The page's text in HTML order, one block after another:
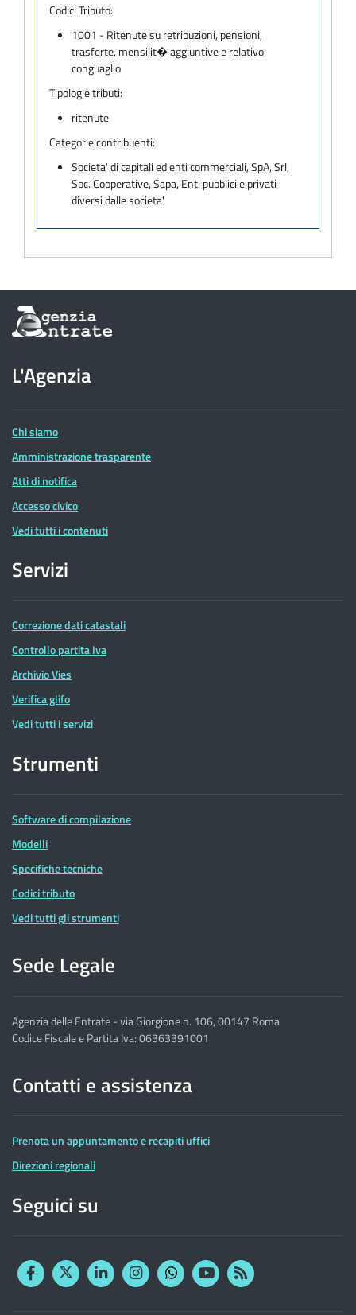
Codici Tributo:
1001 - Ritenute su retribuzioni, pensioni,
trasferte, mensilit� aggiuntive e relativo
conguaglio
Tipologie tributi:
ritenute
Categorie contribuenti:
Societa' di capitali ed enti commerciali, SpA, Srl,
Soc. Cooperative, Sapa, Enti pubblici e privati
diversi dalle societa'
Informazioni
sul
dell'Agenzia
delle
Entrate
L'Agenzia
Chi siamo
Amministrazione trasparente
Atti di notifica
Accesso civico
Vedi tutti i contenuti
Servizi
Correzione dati catastali
Controllo partita Iva
Archivio Vies
Verifica glifo
Vedi tutti i servizi
Strumenti
Software di compilazione
Modelli
Specifiche tecniche
Codici tributo
Vedi tutti gli strumenti
Sede Legale
Agenzia delle Entrate - via Giorgione n. 106, 00147 Roma
Codice Fiscale e Partita Iva: 06363391001
Contatti e assistenza
Prenota un appuntamento e recapiti uffici
Direzioni regionali
Seguici su
FacebookTwitterLinkedinInstagram
YouTubeRSS